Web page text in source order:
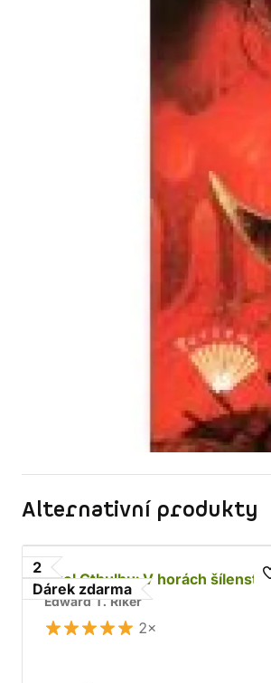
Alternativní produkty
2
Dárek zdarma
Zvol Cthulhu: V horách šílenství
Edward T. Riker
2×